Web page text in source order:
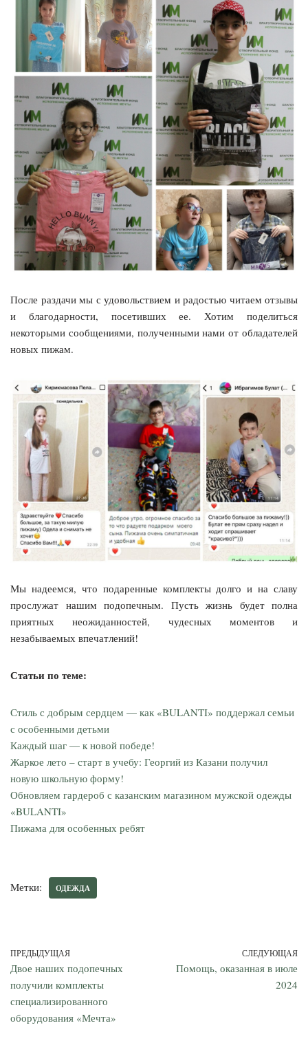
После раздачи мы с удовольствием и радостью читаем отзывы
и благодарности, посетивших ее. Хотим поделиться
некоторыми сообщениями, полученными нами от обладателей
новых пижам.
Мы надеемся, что подаренные комплекты долго и на славу
прослужат нашим подопечным. Пусть жизнь будет полна
приятных неожиданностей, чудесных моментов и
незабываемых впечатлений!
Статьи по теме:
Стиль с добрым сердцем — как «BULANTI» поддержал семьи
с особенными детьми
Каждый шаг — к новой победе!
Жаркое лето – старт в учебу: Георгий из Казани получил
новую школьную форму!
Обновляем гардероб с казанским магазином мужской одежды
«BULANTI»
Пижама для особенных ребят
Метки: ОДЕЖДА
ПРЕДЫДУЩАЯ
Двое наших подопечных
получили комплекты
специализированного
оборудования «Мечта»
СЛЕДУЮЩАЯ
Помощь, оказанная в июле
2024